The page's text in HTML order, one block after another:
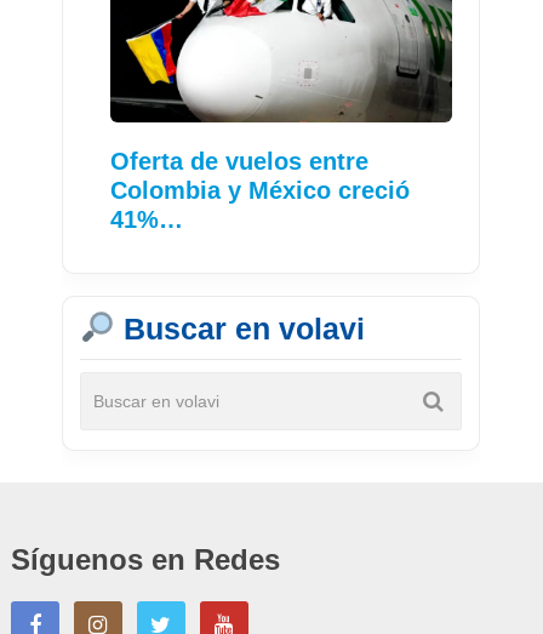
Oferta de vuelos entre
Colombia y México creció
41%…
Buscar en volavi
Síguenos en Redes